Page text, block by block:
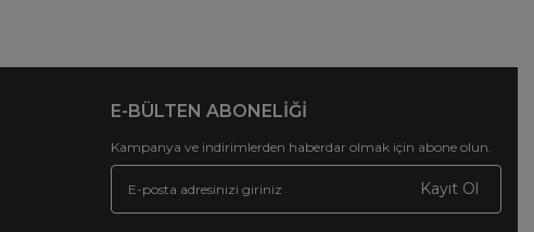
E-BÜLTEN ABONELİĞİ
Kampanya ve indirimlerden haberdar olmak için abone olun.
Kayıt Ol